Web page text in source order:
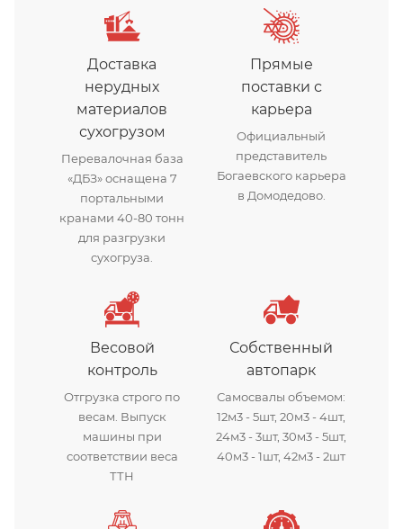
Доставка
нерудных
материалов
сухогрузом
Перевалочная база
«ДБЗ» оснащена 7
портальными
кранами 40-80 тонн
для разгрузки
сухогруза.
Прямые
поставки с
карьера
Официальный
представитель
Богаевского карьера
в Домодедово.
Весовой
контроль
Отгрузка строго по
весам. Выпуск
машины при
соответствии веса
ТТН
Собственный
автопарк
Самосвалы объемом:
12м3 - 5шт, 20м3 - 4шт,
24м3 - 3шт, 30м3 - 5шт,
40м3 - 1шт, 42м3 - 2шт